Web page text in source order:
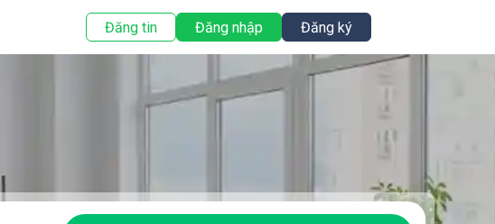
Đăng tin Đăng nhập Đăng ký